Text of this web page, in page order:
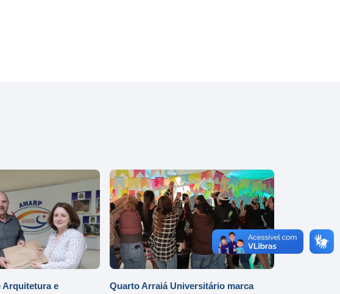
Arquitetura e
Quarto Arraiá Universitário marca